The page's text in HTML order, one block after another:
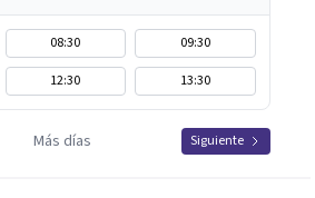
08:30
09:30
12:30 13:30
Más días Siguiente